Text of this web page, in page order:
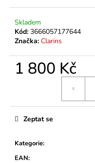
Skladem
Kód: 3666057177644
Značka: Clarins
1 800 Kč
Kategorie:
EAN:
Zeptat se
o
p
o
m